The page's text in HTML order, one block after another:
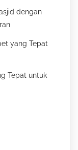
dengan
yang Tepat
Tepat untuk